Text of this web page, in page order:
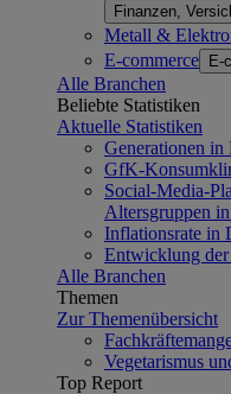
Finanzen,
Metall &
E-commerce E-
Alle Branchen
Beliebte Statistiken
Aktuelle Statistiken
Generationen in
GfK-
Social-Media-
Altersgruppen
Inflationsrate in
Entwicklung der
Alle Branchen
Themen
Zur Themenübersicht
Vegetarismus
Top Report